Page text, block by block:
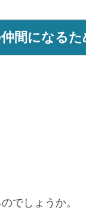
間になるた
でしょうか。